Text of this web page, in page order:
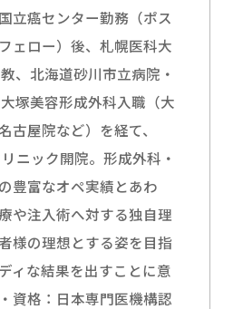
立癌センター勤務（ポス
ェロー）後、札幌医科大
、北海道砂川市立病院・
塚美容形成外科入職（大
古屋院など）を経て、
ニック開院。形成外科・
豊富なオペ実績とあわ
や注入術へ対する独自理
様の理想とする姿を目指
ィな結果を出すことに意
資格：日本専門医機構認